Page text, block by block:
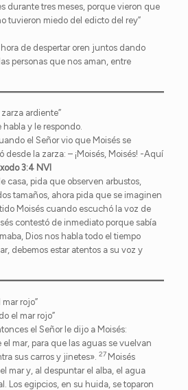
durante tres meses, porque vieron que
tuvieron miedo del edicto del rey”
hora de despertar oren juntos dando
personas que nos aman, entre
zarza ardiente”
habla y le respondo.
el Señor vio que Moisés se
desde la zarza: – ¡Moisés, Moisés! -Aquí
3:4 NVI
casa, pida que observen arbustos,
tamaños, ahora pida que se imaginen
Moisés cuando escuchó la voz de
contestó de inmediato porque sabía
Dios nos habla todo el tiempo
debemos estar atentos a su voz y
mar rojo”
el mar rojo”
el Señor le dijo a Moisés:
el mar, para que las aguas se vuelvan
sus carros y jinetes». 27 Moisés
mar y, al despuntar el alba, el agua
Los egipcios, en su huida, se toparon